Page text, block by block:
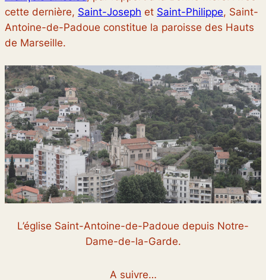
cette dernière, Saint-Joseph et Saint-Philippe, Saint-
Antoine-de-Padoue constitue la paroisse des Hauts
de Marseille.
L’église Saint-Antoine-de-Padoue depuis Notre-
Dame-de-la-Garde.
A suivre…